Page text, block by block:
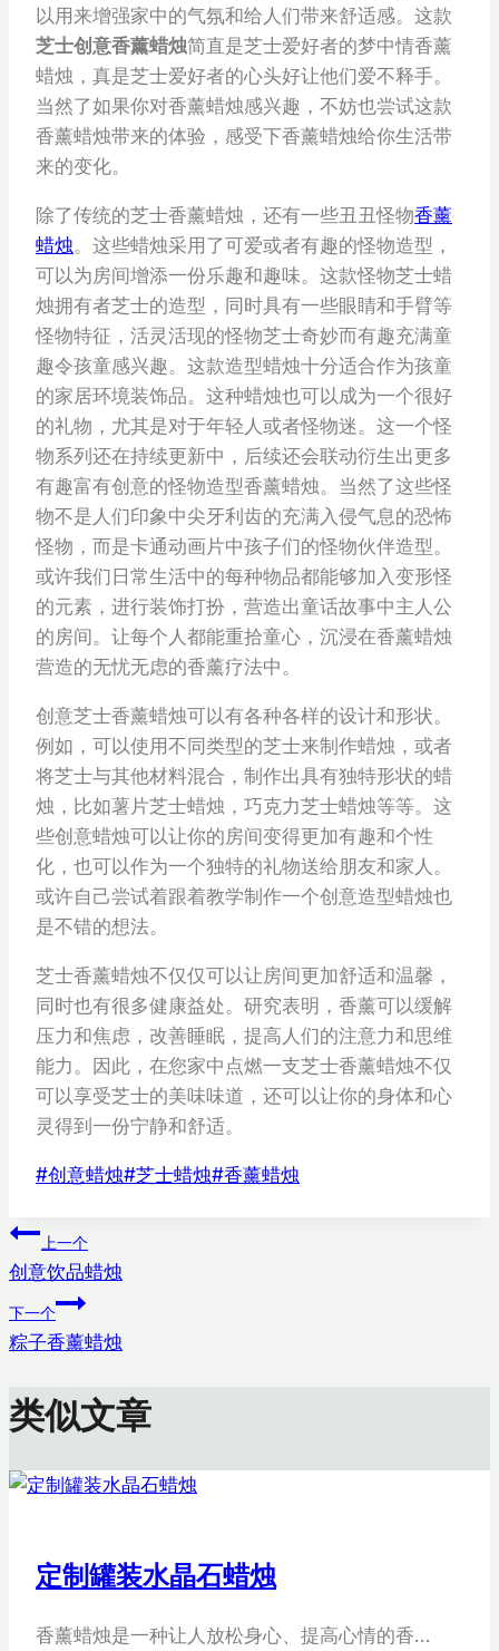
以用来增强家中的气氛和给人们带来舒适感。这款
芝士创意香薰蜡烛简直是芝士爱好者的梦中情香薰
蜡烛，真是芝士爱好者的心头好让他们爱不释手。
当然了如果你对香薰蜡烛感兴趣，不妨也尝试这款
香薰蜡烛带来的体验，感受下香薰蜡烛给你生活带
来的变化。
除了传统的芝士香薰蜡烛，还有一些丑丑怪物香薰
蜡烛。这些蜡烛采用了可爱或者有趣的怪物造型，
可以为房间增添一份乐趣和趣味。这款怪物芝士蜡
烛拥有者芝士的造型，同时具有一些眼睛和手臂等
怪物特征，活灵活现的怪物芝士奇妙而有趣充满童
趣令孩童感兴趣。这款造型蜡烛十分适合作为孩童
的家居环境装饰品。这种蜡烛也可以成为一个很好
的礼物，尤其是对于年轻人或者怪物迷。这一个怪
物系列还在持续更新中，后续还会联动衍生出更多
有趣富有创意的怪物造型香薰蜡烛。当然了这些怪
物不是人们印象中尖牙利齿的充满入侵气息的恐怖
怪物，而是卡通动画片中孩子们的怪物伙伴造型。
或许我们日常生活中的每种物品都能够加入变形怪
的元素，进行装饰打扮，营造出童话故事中主人公
的房间。让每个人都能重拾童心，沉浸在香薰蜡烛
营造的无忧无虑的香薰疗法中。
创意芝士香薰蜡烛可以有各种各样的设计和形状。
例如，可以使用不同类型的芝士来制作蜡烛，或者
将芝士与其他材料混合，制作出具有独特形状的蜡
烛，比如薯片芝士蜡烛，巧克力芝士蜡烛等等。这
些创意蜡烛可以让你的房间变得更加有趣和个性
化，也可以作为一个独特的礼物送给朋友和家人。
或许自己尝试着跟着教学制作一个创意造型蜡烛也
是不错的想法。
芝士香薰蜡烛不仅仅可以让房间更加舒适和温馨，
同时也有很多健康益处。研究表明，香薰可以缓解
压力和焦虑，改善睡眠，提高人们的注意力和思维
能力。因此，在您家中点燃一支芝士香薰蜡烛不仅
可以享受芝士的美味味道，还可以让你的身体和心
灵得到一份宁静和舒适。
文
标
签：
#创意蜡烛#芝士蜡烛#香薰蜡烛
文
章
导
航
上一个
创意饮品蜡烛
下一个
粽子香薰蜡烛
类似文章
定制罐装水晶石蜡烛
香薰蜡烛是一种让人放松身心、提高心情的香…